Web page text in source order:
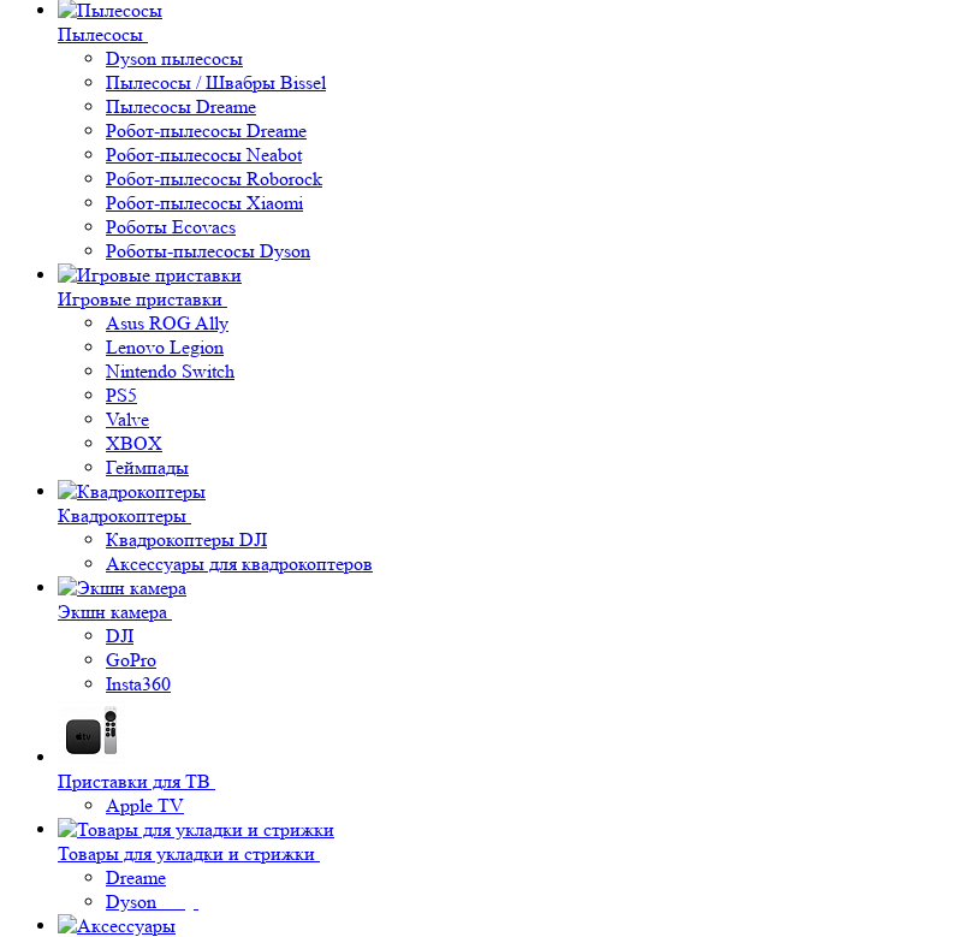
Пылесосы
Dyson пылесосы
Пылесосы / Швабры Bissel
Пылесосы Dreame
Робот-пылесосы Dreame
Робот-пылесосы Neabot
Робот-пылесосы Roborock
Робот-пылесосы Xiaomi
Роботы Ecovacs
Роботы-пылесосы Dyson
Игровые приставки
Asus ROG Ally
Lenovo Legion
Nintendo Switch
PS5
Valve
XBOX
Геймпады
Квадрокоптеры
Квадрокоптеры DJI
Аксессуары для квадрокоптеров
Экшн камера
DJI
GoPro
Insta360
Приставки для ТВ
Apple TV
Товары для укладки и стрижки
Dreame
Dyson